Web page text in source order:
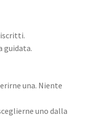
iscritti.
guidata.
una. Niente
uno dalla